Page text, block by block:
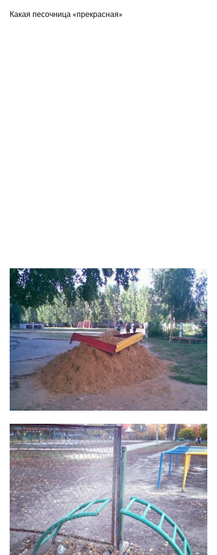
Какая песочница «прекрасная»